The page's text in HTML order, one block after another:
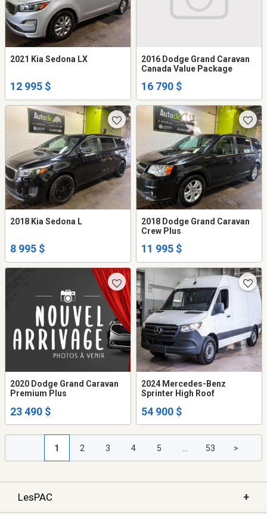
2021 Kia Sedona LX
12 995 $
2016 Dodge Grand Caravan
Canada Value Package
16 790 $
2018 Kia Sedona L
8 995 $
2018 Dodge Grand Caravan
Crew Plus
11 995 $
2020 Dodge Grand Caravan
Premium Plus
23 490 $
2024 Mercedes-Benz
Sprinter High Roof
54 900 $
1 2 3 4 5 53 >
LesPAC +